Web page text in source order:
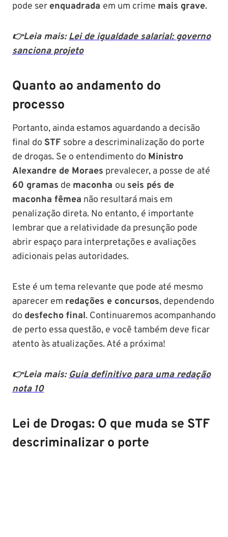
pode ser enquadrada em um crime mais grave.
👉Leia mais:Lei de igualdade salarial: governo
sanciona projeto
Quanto ao andamento do
processo
Portanto, ainda estamos aguardando a decisão
final do STF sobre a descriminalização do porte
de drogas. Se o entendimento do Ministro
Alexandre de Moraes prevalecer, a posse de até
60 gramas de maconha ou seis pés de
maconha fêmea não resultará mais em
penalização direta. No entanto, é importante
lembrar que a relatividade da presunção pode
abrir espaço para interpretações e avaliações
adicionais pelas autoridades.
Este é um tema relevante que pode até mesmo
aparecer em redações e concursos, dependendo
do desfecho final. Continuaremos acompanhando
de perto essa questão, e você também deve ficar
atento às atualizações. Até a próxima!
👉Leia mais:Guia definitivo para uma redação
nota 10
Lei de Drogas: O que muda se STF
descriminalizar o porte